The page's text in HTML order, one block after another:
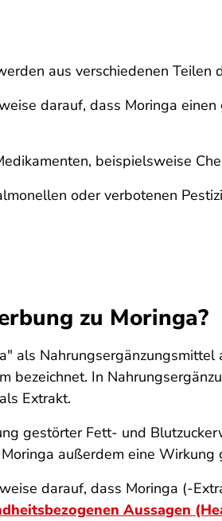
aus verschiedenen Teilen
darauf, dass Moringa
beispielsweise
oder verbotenen
zu Moringa?
als
bezeichnet. In
Extrakt.
gestörter Fett- und
außerdem eine Wirkung
darauf, dass Moringa (-
Aussagen